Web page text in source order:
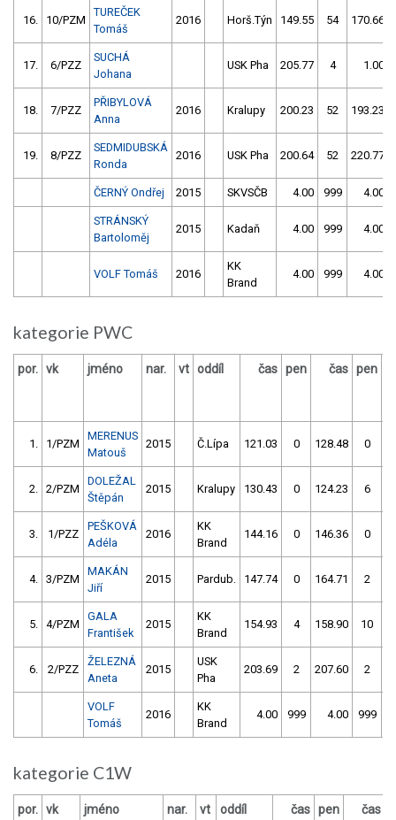
16. 10/PZM
TUREČEK
Tomáš
2016 Horš.Týn 149.55 54 170.66
17. 6/PZZ
SUCHÁ
Johana
USK Pha 205.77 4 1.00
18. 7/PZZ
PŘIBYLOVÁ
Anna
2016 Kralupy 200.23 52 193.23
19. 8/PZZ
SEDMIDUBSKÁ
Ronda
2016 USK Pha 200.64 52 220.77
ČERNÝ Ondřej 2015 SKVSČB 4.00 999 4.00
STRÁNSKÝ
Bartoloměj
2015 Kadaň 4.00 999 4.00
VOLF Tomáš 2016
KK
Brand
4.00 999 4.00
kategorie PWC
por. vk jméno nar. vt oddíl čas pen čas pen
1. 1/PZM
MERENUS
Matouš
2015 Č.Lípa 121.03 0 128.48 0
2. 2/PZM
DOLEŽAL
Štěpán
2015 Kralupy 130.43 0 124.23 6
3. 1/PZZ
PEŠKOVÁ
Adéla
2016
KK
Brand
144.16 0 146.36 0
4. 3/PZM
MAKÁN
Jiří
2015 Pardub. 147.74 0 164.71 2
5. 4/PZM
GALA
František
2015
KK
Brand
154.93 4 158.90 10
6. 2/PZZ
ŽELEZNÁ
Aneta
2015
USK
Pha
203.69 2 207.60 2
VOLF
Tomáš
2016
KK
Brand
4.00 999 4.00 999
kategorie C1W
por. vk jméno nar. vt oddíl čas pen čas